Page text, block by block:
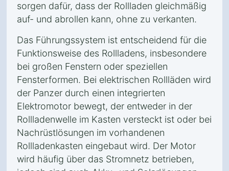
sorgen dafür, dass der Rollladen gleichmäßig
auf- und abrollen kann, ohne zu verkanten.
Das Führungssystem ist entscheidend für die
Funktionsweise des Rollladens, insbesondere
bei großen Fenstern oder speziellen
Fensterformen. Bei elektrischen Rollläden wird
der Panzer durch einen integrierten
Elektromotor bewegt, der entweder in der
Rollladenwelle im Kasten versteckt ist oder bei
Nachrüstlösungen im vorhandenen
Rollladenkasten eingebaut wird. Der Motor
wird häufig über das Stromnetz betrieben,